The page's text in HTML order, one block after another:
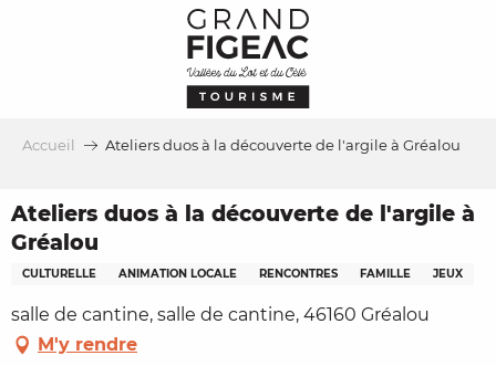
Accueil Ateliers duos à la découverte de l'argile à Gréalou
Ateliers duos à la découverte de l'argile à
Gréalou
CULTURELLE ANIMATION LOCALE RENCONTRES FAMILLE JEUX
salle de cantine, salle de cantine, 46160 Gréalou
M'y rendre